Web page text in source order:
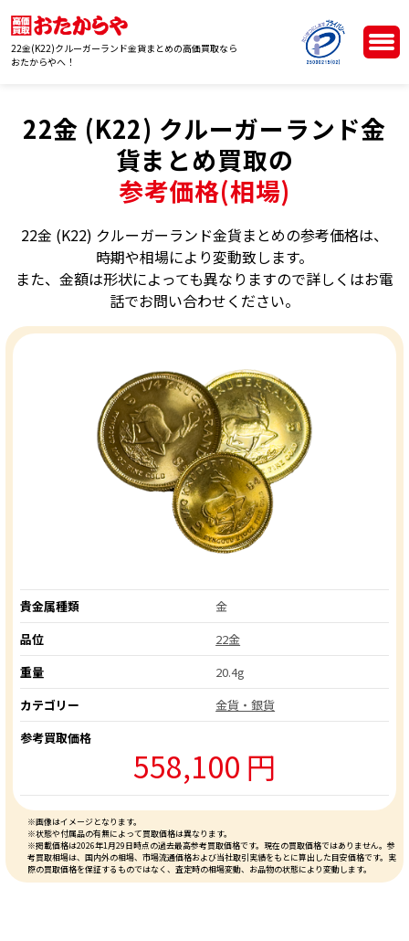
22金(K22)クルーガーランド金貨まとめの高価買取なら
おたからやへ！
22金 (K22) クルーガーランド金
貨まとめ買取の
参考価格(相場)
22金 (K22) クルーガーランド金貨まとめの参考価格は、
時期や相場により変動致します。
また、金額は形状によっても異なりますので詳しくはお電
話でお問い合わせください。
貴金属種類
金
品位
22金
重量
20.4g
カテゴリー
金貨・銀貨
参考買取価格
558,100 円
※画像はイメージとなります。
※状態や付属品の有無によって買取価格は異なります。
※掲載価格は2026年1月29日時点の過去最高参考買取価格です。現在の買取価格ではありません。参
考買取相場は、国内外の相場、市場流通価格および当社取引実績をもとに算出した目安価格です。実
際の買取価格を保証するものではなく、査定時の相場変動、お品物の状態により変動します。